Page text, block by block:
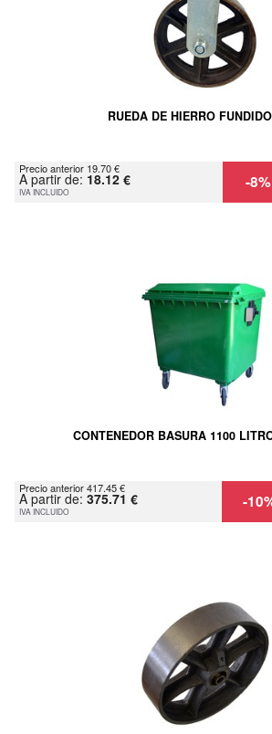
RUEDA DE HIERRO
Precio anterior 19.70 €
A partir de: 18.12 €
IVA INCLUIDO -8%
CONTENEDOR BASURA 1100
Precio anterior 417.45 €
A partir de: 375.71 €
IVA INCLUIDO -